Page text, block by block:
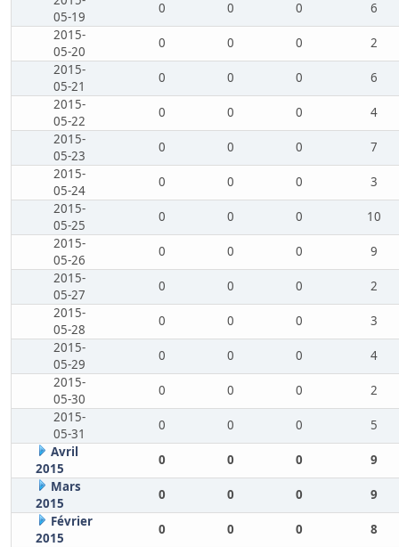
05-19
0 0 0
6
2015-
05-20
0 0 0
2
2015-
05-21
0 0 0
6
2015-
05-22
0 0 0
4
2015-
05-23
0 0 0
7
2015-
05-24
0 0 0
3
2015-
05-25
0 0 0
10
2015-
05-26
0 0 0
9
2015-
05-27
0 0 0
2
2015-
05-28
0 0 0
3
2015-
05-29
0 0 0
4
2015-
05-30
0 0 0
2
2015-
05-31
0 0 0
5
Avril
2015
0 0 0
9
Mars
2015
0 0 0
9
Février
2015
0 0 0
8